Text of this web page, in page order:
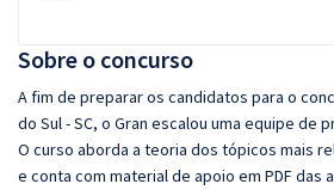
Sobre o concurso
A fim de preparar os candidatos para o
do Sul - SC, o Gran escalou uma equipe de
O curso aborda a teoria dos tópicos mais
e conta com material de apoio em PDF das